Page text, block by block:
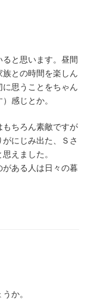
と思います。昼間
との時間を楽しん
思うことをちゃん
感じとか。
ちろん素敵ですが
にじみ出た、Ｓさ
えました。
ある人は日々の暮
か。